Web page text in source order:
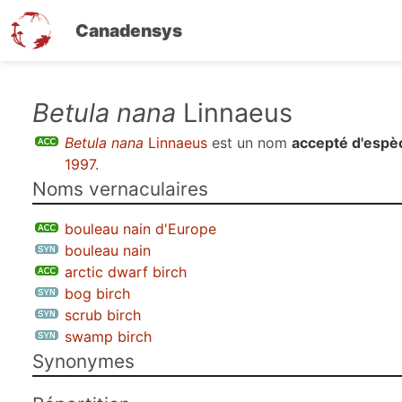
Canadensys
contenu
Betula nana Linnaeus
Betula nana Linnaeus est un nom accepté
1997.
Noms vernaculaires
bouleau nain d'Europe
bouleau nain
arctic dwarf birch
bog birch
scrub birch
swamp birch
Synonymes